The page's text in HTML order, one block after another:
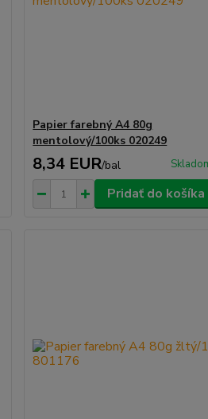
Papier farebný A4 80g
mentolový/100ks 020249
8,34 EUR/bal
Pridať do košíka